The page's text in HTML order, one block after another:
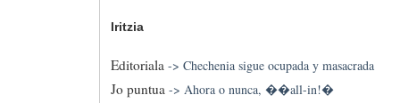
Iritzia
Editoriala-> Chechenia sigue ocupada y masacrada
Jo puntua-> Ahora o nunca, ��all-in!�